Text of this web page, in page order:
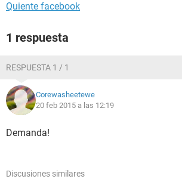
Quiente facebook
1 respuesta
RESPUESTA 1 / 1
Corewasheetewe
20 feb 2015 a las 12:19
Demanda!
Discusiones similares